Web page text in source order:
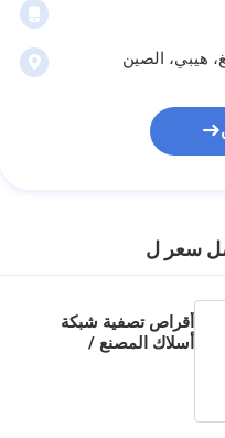
هيبي، الصين
سعر ل
أقراص تصفية شبكة
أسلاك المصنع /